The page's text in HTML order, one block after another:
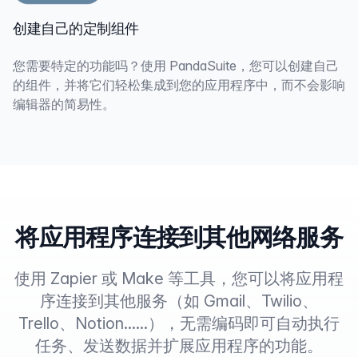
创建自己的定制组件
您需要特定的功能吗？使用 PandaSuite，您可以创建自己
的组件，并将它们轻松集成到您的应用程序中，而不会影响
编辑器的简易性。
将应用程序连接到其他网络服务
使用 Zapier 或 Make 等工具，您可以将应用程
序连接到其他服务（如 Gmail、Twilio、
Trello、Notion......），无需编码即可自动执行
任务、发送数据并扩展应用程序的功能。